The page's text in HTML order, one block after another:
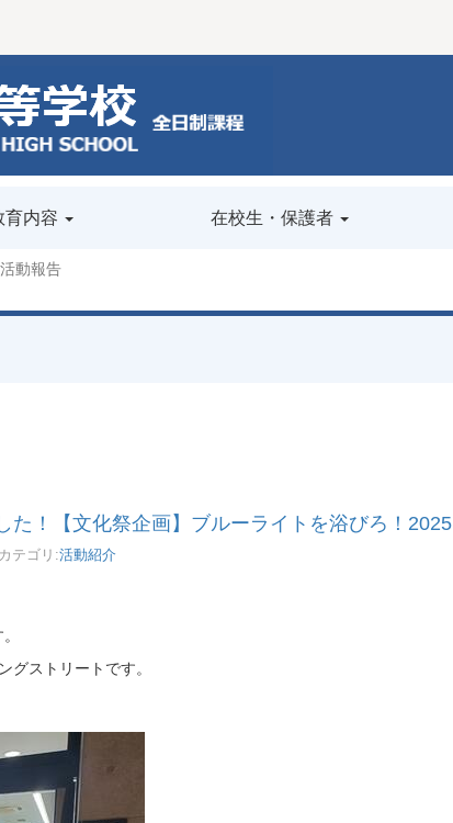
育内容 在校生・保護者
活動報告
た！【文化祭企画】ブルーライトを浴びろ！2025
テゴリ:活動紹介
ストリートです。